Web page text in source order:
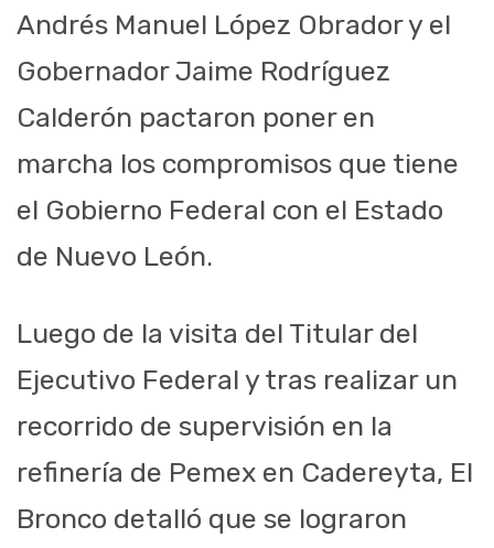
Andrés Manuel López Obrador y el
Gobernador Jaime Rodríguez
Calderón pactaron poner en
marcha los compromisos que tiene
el Gobierno Federal con el Estado
de Nuevo León.
Luego de la visita del Titular del
Ejecutivo Federal y tras realizar un
recorrido de supervisión en la
refinería de Pemex en Cadereyta, El
Bronco detalló que se lograron